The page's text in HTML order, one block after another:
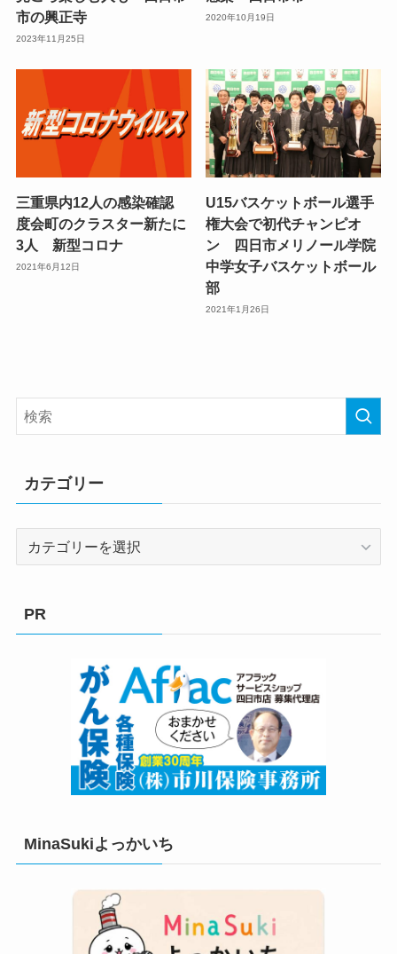
市の興正寺
2023年11月25日
2020年10月19日
三重県内12人の感染確認
度会町のクラスター新たに
3人 新型コロナ
2021年6月12日
U15バスケットボール選手
権大会で初代チャンピオ
ン 四日市メリノール学院
中学女子バスケットボール
部
2021年1月26日
カテゴリー
PR
MinaSukiよっかいち